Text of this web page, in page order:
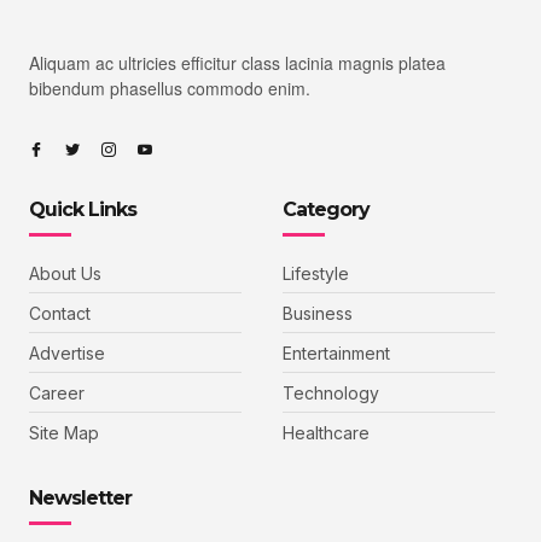
Aliquam ac ultricies efficitur class lacinia magnis platea
bibendum phasellus commodo enim.
Quick Links
About Us
Contact
Advertise
Career
Site Map
Category
Lifestyle
Business
Entertainment
Technology
Healthcare
Newsletter